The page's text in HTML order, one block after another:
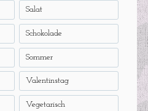
Salat
Schokolade
Sommer
Valentinstag
Vegetarisch